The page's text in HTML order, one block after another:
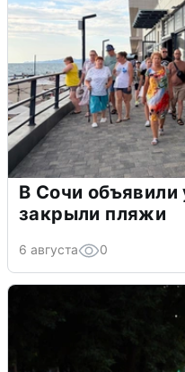
В Сочи объявили
закрыли пляжи
6 августа 0